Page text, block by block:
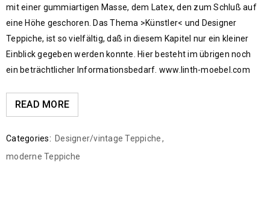
mit einer gummiartigen Masse, dem Latex, den zum Schluß auf
eine Höhe geschoren. Das Thema >Künstler< und Designer
Teppiche, ist so vielfältig, daß in diesem Kapitel nur ein kleiner
Einblick gegeben werden konnte. Hier besteht im übrigen noch
ein beträchtlicher Informationsbedarf. www.linth-moebel.com
READ MORE
Categories: Designer/vintage Teppiche ,
moderne Teppiche